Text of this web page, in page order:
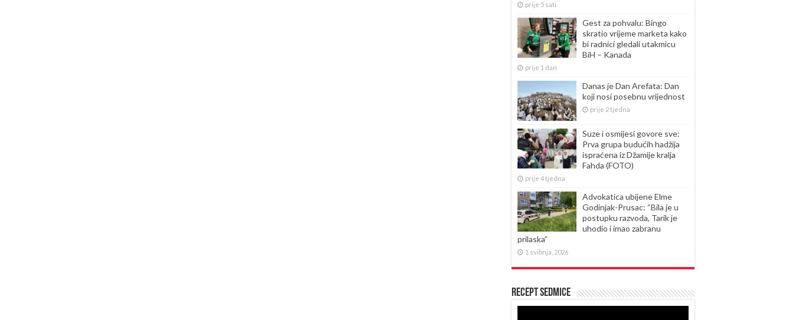
prije 5 sati
Gest za pohvalu: Bingo
skratio vrijeme marketa kako
bi radnici gledali utakmicu
BiH – Kanada
prije 1 dan
Danas je Dan Arefata: Dan
koji nosi posebnu vrijednost
prije 2 tjedna
Suze i osmijesi govore sve:
Prva grupa budućih hadžija
ispraćena iz Džamije kralja
Fahda (FOTO)
prije 4 tjedna
Advokatica ubijene Elme
Godinjak-Prusac: “Bila je u
postupku razvoda, Tarik je
uhodio i imao zabranu
prilaska”
1 svibnja, 2026
Recept sedmice